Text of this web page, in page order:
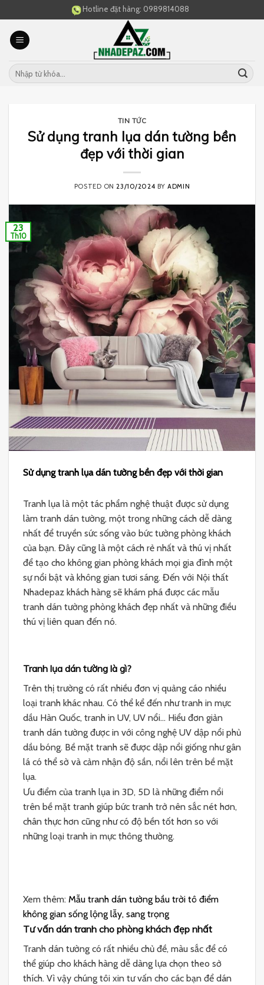
to
content
Hotline đặt hàng: 0989814088
TIN TỨC
Sử dụng tranh lụa dán tường bền
đẹp với thời gian
POSTED ON23/10/2024 BYADMIN
23
Th10
Sử dụng tranh lụa dán tường bền đẹp với thời gian
Tranh lụa là một tác phẩm nghệ thuật được sử dụng
làm tranh dán tường, một trong những cách dễ dàng
nhất để truyền sức sống vào bức tường phòng khách
của bạn. Đây cũng là một cách rẻ nhất và thú vị nhất
để tạo cho không gian phòng khách mọi gia đình một
sự nổi bật và không gian tươi sáng. Đến với Nội thất
Nhadepaz khách hàng sẽ khám phá được các mẫu
tranh dán tường phòng khách đẹp nhất và những điều
thú vị liên quan đến nó.
Tranh lụa dán tường là gì?
Trên thị trường có rất nhiều đơn vị quảng cáo nhiều
loại tranh khác nhau. Có thể kể đến như tranh in mực
dầu Hàn Quốc, tranh in UV, UV nổi… Hiểu đơn giản
tranh dán tường được in với công nghệ UV dập nổi phủ
dầu bóng. Bề mặt tranh sẽ được dập nổi giống như gân
lá có thể sờ và cảm nhận độ sần, nổi lên trên bề mặt
lụa.
Ưu điểm của tranh lụa in 3D, 5D là những điểm nổi
trên bề mặt tranh giúp bức tranh trở nên sắc nét hơn,
chân thực hơn cũng như có độ bền tốt hơn so với
những loại tranh in mực thông thường.
Xem thêm: Mẫu tranh dán tường bầu trời tô điểm
không gian sống lộng lẫy, sang trọng
Tư vấn dán tranh cho phòng khách đẹp nhất
Tranh dán tường có rất nhiều chủ đề, màu sắc để có
thể giúp cho khách hàng dễ dàng lựa chọn theo sở
thích. Vì vậy chúng tôi xin tư vấn cho các bạn để dán